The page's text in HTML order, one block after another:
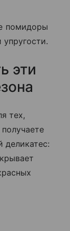
помидоры
упругости.
эти
тех,
деликатес: